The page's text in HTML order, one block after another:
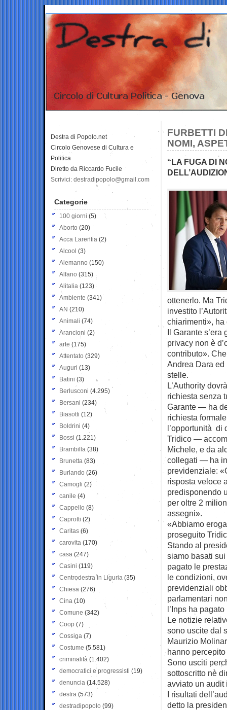
FURBETTI
NOMI,
“LA FUGA DI
ottenerlo. Ma
investito
chiarimenti», ha
Il Garante
privacy non è
contributo».
Andrea Dara
stelle.
L’Authority
richiesta senza
Garante — ha
richiesta
l’opportunità di
Tridico —
Michele, e da
collegati — ha
previdenziale:
risposta veloce
predisponendo
per oltre 2
assegni».
«Abbiamo
proseguito
Stando al
siamo basati
pagato le
le condizioni,
previdenziali
parlamentari
l’Inps ha
Le notizie
sono uscite dal
Maurizio
hanno
Sono usciti
sottoscritto nè
avviato un audit
I risultati
detto la
Destra di Popolo.net
Circolo Genovese di Cultura e
Politica
Diretto da Riccardo Fucile
Scrivici: destradipopolo@gmail.com
Categorie
100 giorni (5)
Aborto (20)
Acca Larentia (2)
Alcool (3)
Alemanno (150)
Alfano (315)
Alitalia (123)
Ambiente (341)
AN (210)
Animali (74)
Arancioni (2)
arte (175)
Attentato (329)
Auguri (13)
Batini (3)
Berlusconi (4.295)
Bersani (234)
Biasotti (12)
Boldrini (4)
Bossi (1.221)
Brambilla (38)
Brunetta (83)
Burlando (26)
Camogli (2)
canile (4)
Cappello (8)
Caprotti (2)
Caritas (6)
carovita (170)
casa (247)
Casini (119)
Centrodestra in Liguria (35)
Chiesa (276)
Cina (10)
Comune (342)
Coop (7)
Cossiga (7)
Costume (5.581)
criminalità (1.402)
democratici e progressisti (19)
denuncia (14.528)
destra (573)
destradipopolo (99)